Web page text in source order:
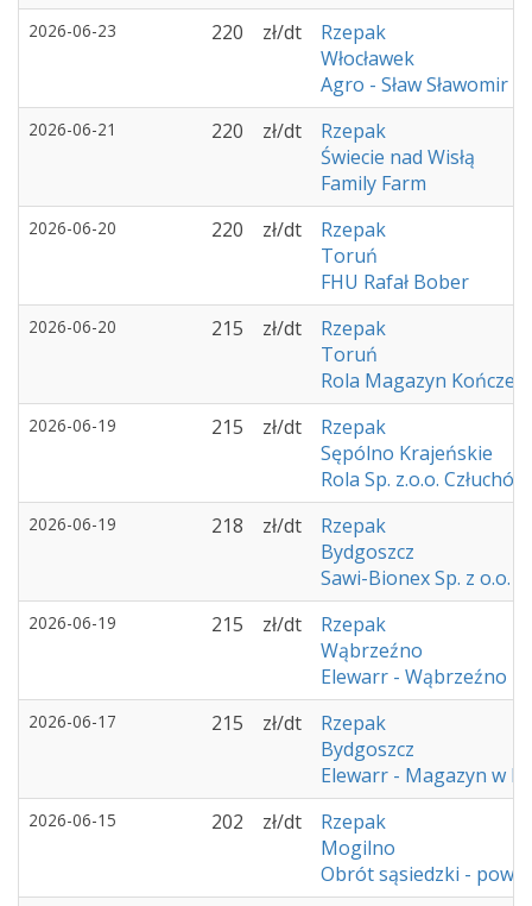
2026-06-23 220 zł/dt
Rzepak
Włocławek
Agro - Sław Sławomir
2026-06-21 220 zł/dt
Rzepak
Świecie nad Wisłą
Family Farm
2026-06-20 220 zł/dt
Rzepak
Toruń
FHU Rafał Bober
2026-06-20 215 zł/dt
Rzepak
Toruń
Rola Magazyn
2026-06-19 215 zł/dt
Rzepak
Sępólno Krajeńskie
Rola Sp. z.o.o. Człuchów
2026-06-19 218 zł/dt
Rzepak
Bydgoszcz
Sawi-Bionex Sp. z o.o.
2026-06-19 215 zł/dt
Rzepak
Wąbrzeźno
Elewarr - Wąbrzeźno
2026-06-17 215 zł/dt
Rzepak
Bydgoszcz
Elewarr - Magazyn w
2026-06-15 202 zł/dt
Rzepak
Mogilno
Obrót sąsiedzki -